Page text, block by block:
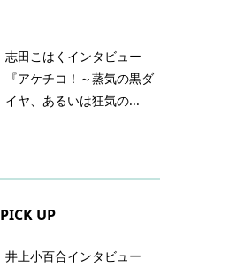
志田こはくインタビュー
『アケチコ！～蒸気の黒ダ
イヤ、あるいは狂気の...
PICK UP
井上小百合インタビュー